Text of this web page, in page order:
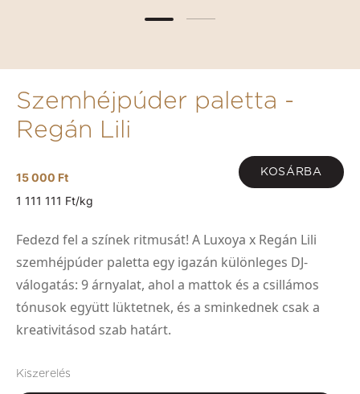
Szemhéjpúder paletta -
Regán Lili
15 000 Ft KOSÁRBA
1 111 111 Ft/kg
Fedezd fel a színek ritmusát! A Luxoya x Regán Lili
szemhéjpúder paletta egy igazán különleges DJ-
válogatás: 9 árnyalat, ahol a mattok és a csillámos
tónusok együtt lüktetnek, és a sminkednek csak a
kreativitásod szab határt.
Kiszerelés